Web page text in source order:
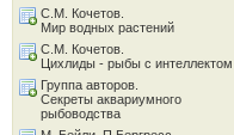
С.М. Кочетов.
Мир водных растений
С.М. Кочетов.
Цихлиды - рыбы с интеллектом
Группа авторов.
Секреты аквариумного
рыбоводства